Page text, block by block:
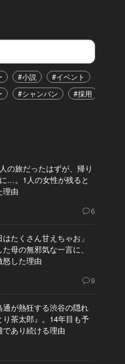
#小説 #イベント
#シャンパン #採用
の旅だったはずが、帰り
…。1人の女性が残ると
理由
6
はたくさん甘えちゃお」
母の無邪気な一言に、
怒した理由
9
通が熱狂する渋谷の隠れ
り茶太郎』。14年目も予
であり続ける理由